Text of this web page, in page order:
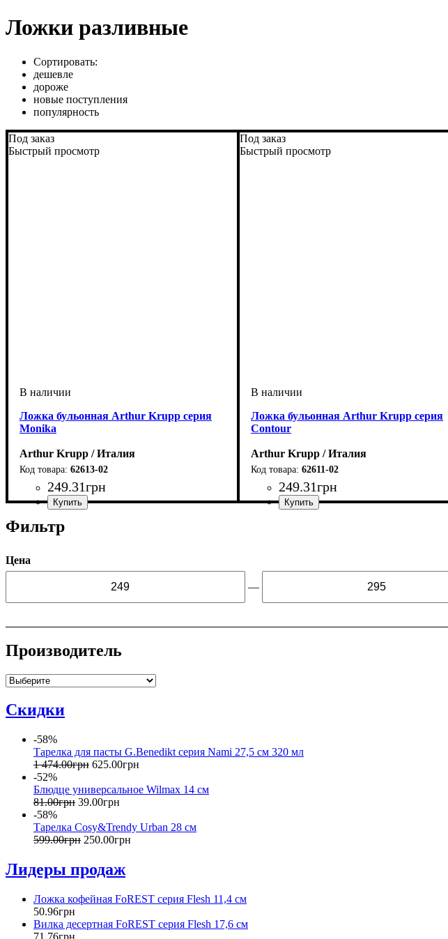
Ложки разливные
Сортировать:
дешевле
дороже
новые поступления
популярность
Под заказ
Быстрый просмотр
Ложка бульонная Arthur Krupp серия
Monika
Arthur Krupp / Италия
62613-02
249.31грн
Под заказ
Быстрый просмотр
Ложка бульонная Arthur Krupp серия
Contour
Arthur Krupp / Италия
62611-02
249.31грн
Фильтр
Цена
—
Производитель
Скидки
-58%
Тарелка для пасты G.Benedikt серия Nami 27,5 см 320 мл
1 474.00грн 625.00грн
-52%
Блюдце универсальное Wilmax 14 см
81.00грн 39.00грн
-58%
Тарелка Cosy&Trendy Urban 28 см
599.00грн 250.00грн
Лидеры продаж
Ложка кофейная FoREST серия Flesh 11,4 см
50.96грн
Вилка десертная FoREST серия Flesh 17,6 см